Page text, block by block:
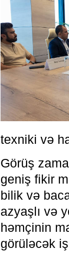
texniki və
Görüş
geniş fikir
bilik və
azyaşlı və
həmçinin
görüləcək